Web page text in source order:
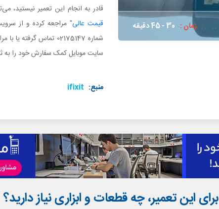
زمان : 30 - 45 دقیقه
قادر به انجام این تعمیر نیستید،
قیمت عالی" مراجعه کرده و از
شماره 02175147 تماس گرفته یا با مراجعه به صفحه
سایت موبایل کمک سفارش خود را به
منبع: ifixit
برای این تعمیر، چه قطعات و ابزاری نیاز دارید؟